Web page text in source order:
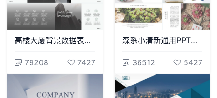
高楼大厦背景数据表格通用PPT模板
79208 7427
森系小清新通用PPT模板(19)
36512 5427